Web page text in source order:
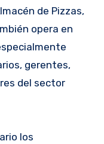
de Pizzas,
opera en
gerentes,
del sector
los